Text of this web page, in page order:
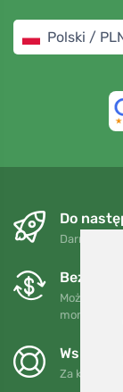
Polski /
Do
Darmowa
Możesz
momencie
Za każde